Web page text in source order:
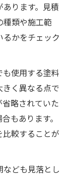
ります。見積
種類や施工範
かをチェック
使用する塗料
く異なる点で
略されていた
もあります。
較することが
ども見落とし